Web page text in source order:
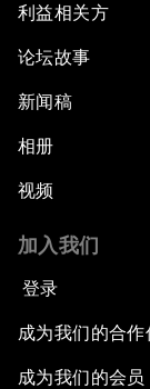
利益相关方
论坛故事
新闻稿
相册
视频
加入我们
登录
成为我们的合作
成为我们的会员